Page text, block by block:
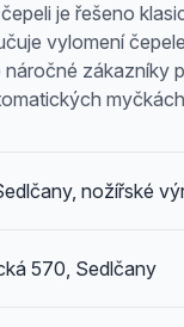
je řešeno
vylomení
zákazníky
nožířské
570, Sedlčany